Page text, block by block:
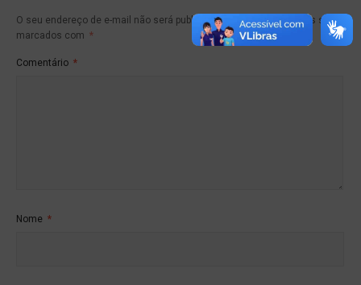
O seu endereço de e-mail não será publicado.
Campos obrigatórios são
marcados com *
Comentário *
Nome *